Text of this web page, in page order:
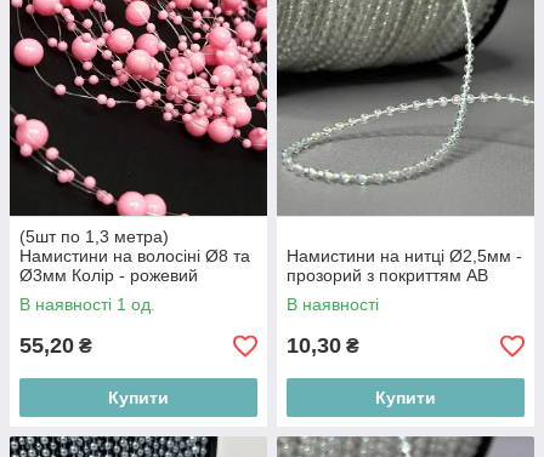
(5шт по 1,3 метра)
Намистини на волосіні Ø8 та
Ø3мм Колір - рожевий
В наявності 1 од.
55,20 ₴
Купити
Намистини на нитці Ø2,5мм -
прозорий з покриттям АВ
В наявності
10,30 ₴
Купити